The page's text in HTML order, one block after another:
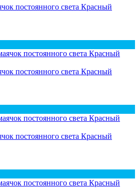
постоянного света Красный
постоянного света Красный
постоянного света Красный